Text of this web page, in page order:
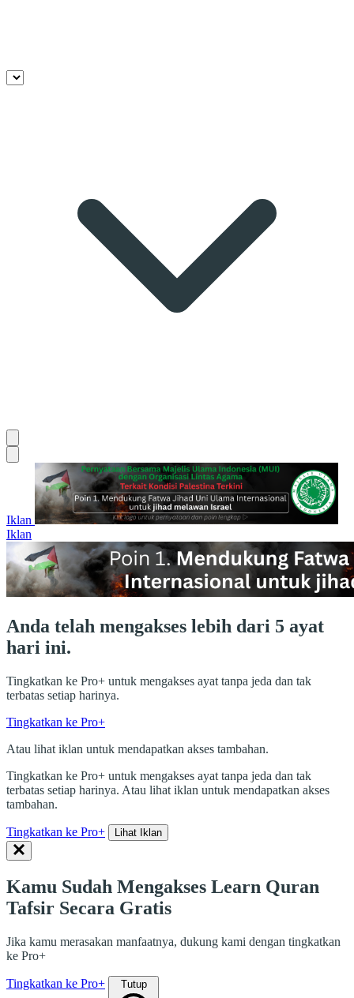
Iklan
Iklan
Anda telah mengakses lebih dari 5 ayat
hari ini.
Tingkatkan ke Pro+ untuk mengakses ayat tanpa jeda dan tak
terbatas setiap harinya.
Tingkatkan ke Pro+
Atau lihat iklan untuk mendapatkan akses tambahan.
Tingkatkan ke Pro+ untuk mengakses ayat tanpa jeda dan tak
terbatas setiap harinya. Atau lihat iklan untuk mendapatkan akses
tambahan.
Tingkatkan ke Pro+ Lihat Iklan
Kamu Sudah Mengakses Learn Quran
Tafsir Secara Gratis
Jika kamu merasakan manfaatnya, dukung kami dengan tingkatkan
ke Pro+
Tingkatkan ke Pro+ Tutup